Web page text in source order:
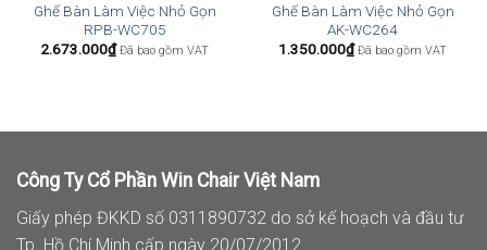
Ghế Bàn Làm Việc Nhỏ Gọn
RPB-WC705
2.673.000₫ Đã bao gồm VAT
Ghế Bàn Làm Việc Nhỏ Gọn
AK-WC264
1.350.000₫ Đã bao gồm VAT
Công Ty Cổ Phần Win Chair Việt Nam
Giấy phép ĐKKD số 0311890732 do sở kế hoạch và đầu tư
Tp. Hồ Chí Minh cấp ngày 20/07/2012